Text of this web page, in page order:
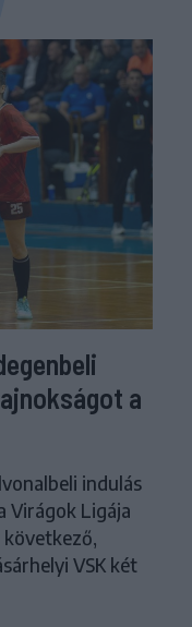
a
indulás
Virágok Ligája
VSK két